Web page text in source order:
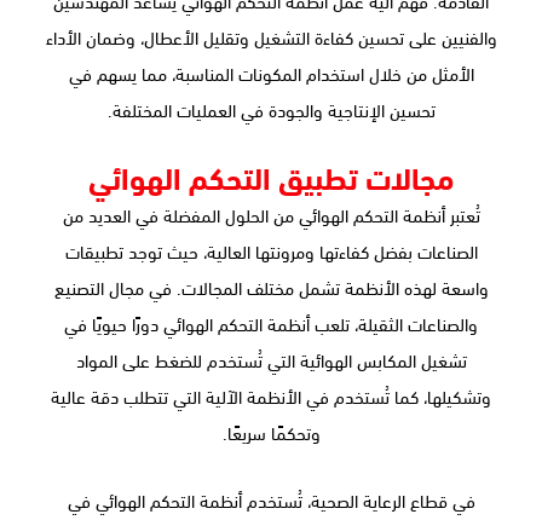
والفنيين على تحسين كفاءة التشغيل وتقليل الأعطال، وضمان الأداء
الأمثل من خلال استخدام المكونات المناسبة، مما يسهم في
تحسين الإنتاجية والجودة في العمليات المختلفة.
مجالات تطبيق التحكم الهوائي
تُعتبر أنظمة التحكم الهوائي من الحلول المفضلة في العديد من
الصناعات بفضل كفاءتها ومرونتها العالية، حيث توجد تطبيقات
واسعة لهذه الأنظمة تشمل مختلف المجالات. في مجال التصنيع
والصناعات الثقيلة، تلعب أنظمة التحكم الهوائي دورًا حيويًا في
تشغيل المكابس الهوائية التي تُستخدم للضغط على المواد
وتشكيلها، كما تُستخدم في الأنظمة الآلية التي تتطلب دقة عالية
وتحكمًا سريعًا.
في قطاع الرعاية الصحية، تُستخدم أنظمة التحكم الهوائي في